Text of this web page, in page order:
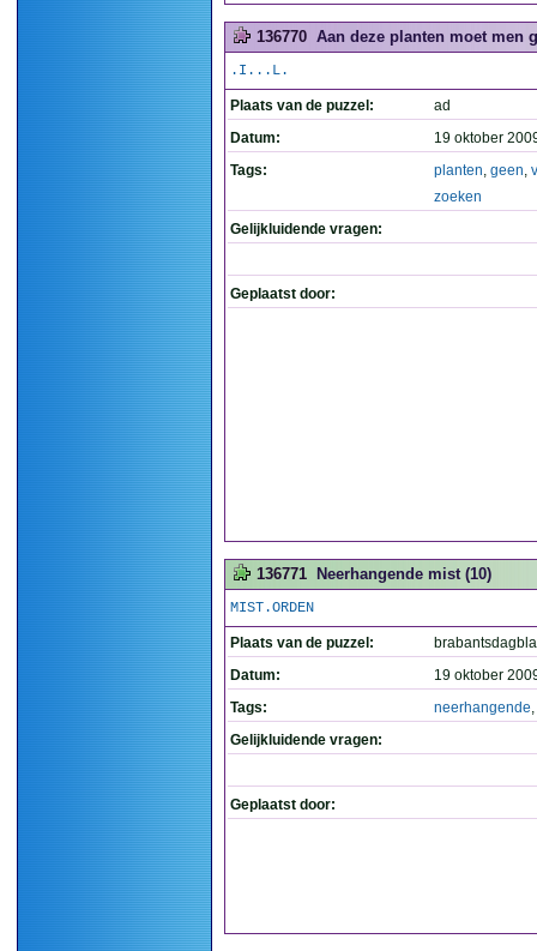
136770 Aan deze planten moet men
.I...L.
Plaats van de puzzel:
ad
Datum:
19 oktober
Tags:
planten, geen,
zoeken
Gelijkluidende vragen:
Geplaatst door:
136771 Neerhangende mist (10)
MIST.ORDEN
Plaats van de puzzel:
Datum:
19 oktober
Tags:
neerhangende,
Gelijkluidende vragen:
Geplaatst door: